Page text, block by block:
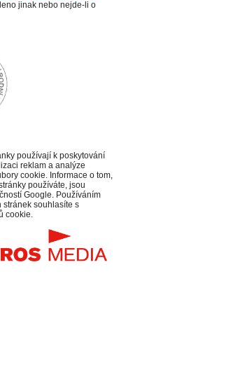
jinak nebo nejde-li o
používají k poskytování
reklam a analýze
cookie. Informace o tom,
používáte, jsou
Google. Používáním
stránek souhlasíte s
cookie.